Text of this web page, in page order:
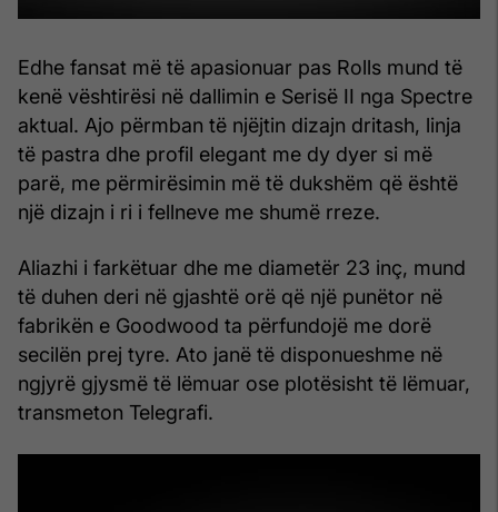
Edhe fansat më të apasionuar pas Rolls mund të
kenë vështirësi në dallimin e Serisë II nga Spectre
aktual. Ajo përmban të njëjtin dizajn dritash, linja
të pastra dhe profil elegant me dy dyer si më
parë, me përmirësimin më të dukshëm që është
një dizajn i ri i fellneve me shumë rreze.
Aliazhi i farkëtuar dhe me diametër 23 inç, mund
të duhen deri në gjashtë orë që një punëtor në
fabrikën e Goodwood ta përfundojë me dorë
secilën prej tyre. Ato janë të disponueshme në
ngjyrë gjysmë të lëmuar ose plotësisht të lëmuar,
transmeton Telegrafi.